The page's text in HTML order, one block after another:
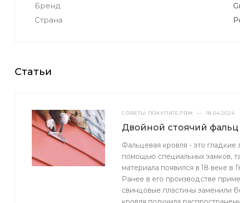
Бренд
Страна
Статьи
СОВЕТЫ ПОКУПАТЕЛЯМ — 18.04.2024
Двойной стоячий
Фальцевая кровля - это
помощью специальных замков,
материала появился в 18 веке в
Ранее в его производстве
свинцовые пластины заменили